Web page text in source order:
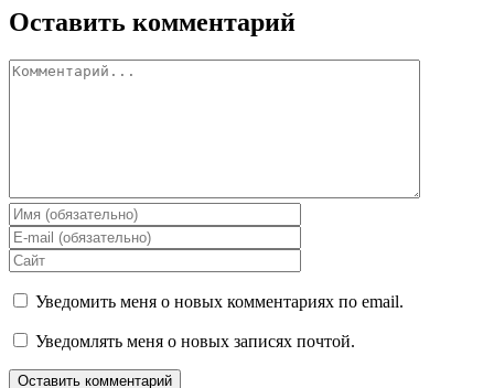
Оставить комментарий
Комментарий
Уведомить меня о новых комментариях по email.
Уведомлять меня о новых записях почтой.